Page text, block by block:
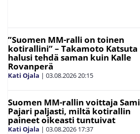
”Suomen MM-ralli on toinen
kotirallini” – Takamoto Katsuta
halusi tehdä saman kuin Kalle
Rovanperä
Kati Ojala | 03.08.202620:15
Suomen MM-rallin voittaja Sami
Pajari paljasti, miltä kotirallin
paineet oikeasti tuntuivat
Kati Ojala | 03.08.2026 17:37